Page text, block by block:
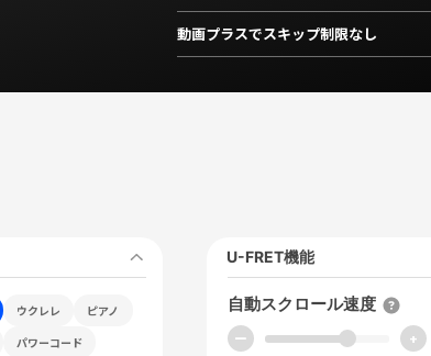
動画プラスでスキップ制限なし
ウクレレ
ピアノ
パワーコード
U-FRET機能
自動スクロール速度
ー +